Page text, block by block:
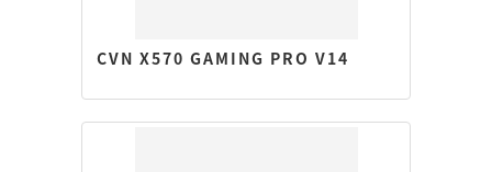
CVN X570 GAMING PRO V14